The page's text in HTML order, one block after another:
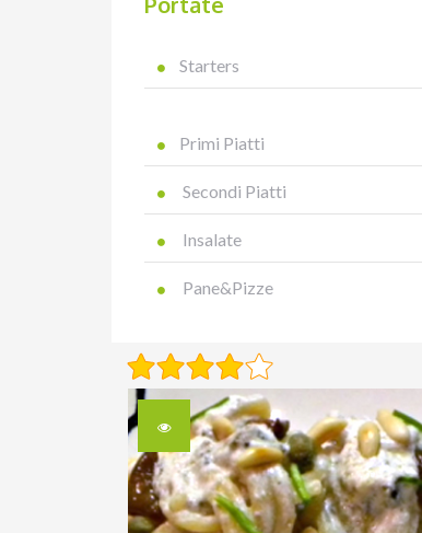
Starters
Primi Piatti
Secondi Piatti
Insalate
Pane&Pizze